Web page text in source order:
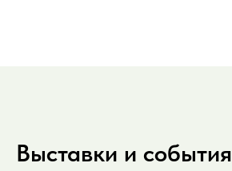
Выставки и события